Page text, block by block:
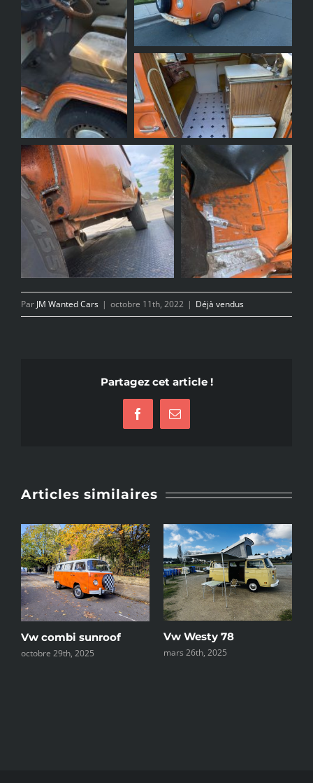
Par JM Wanted Cars | octobre 11th, 2022 | Déjà vendus
Partagez cet article !
FacebookEmail
Articles similaires
Vw combi sunroof
octobre 29th, 2025
Vw Westy 78
mars 26th, 2025